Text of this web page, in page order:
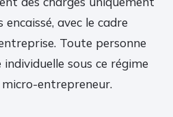
avec le cadre
Toute personne
sous ce régime
entrepreneur.